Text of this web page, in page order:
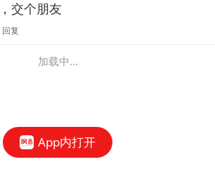
交个朋友
回复
加载中...
App内打开